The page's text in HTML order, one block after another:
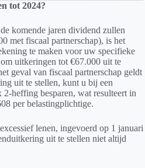
tot 2024?
komende jaren dividend zullen
met fiscaal partnerschap), is het
te maken voor uw specifieke
uitkeringen tot €67.000 uit te
geval van fiscaal partnerschap geldt
uit te stellen, kunt u bij een
heffing besparen, wat resulteert in
per belastingplichtige.
lenen, ingevoerd op 1 januari
uit te stellen niet altijd